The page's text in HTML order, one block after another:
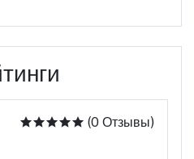
(0 Отзывы)